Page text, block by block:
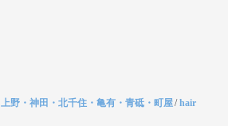
上野・神田・北千住・亀有・青砥・町屋/hair